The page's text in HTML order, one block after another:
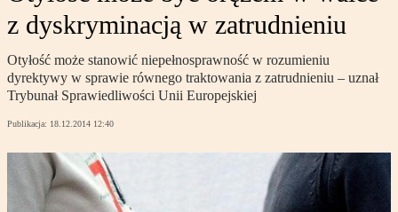
z dyskryminacją w zatrudnieniu
Otyłość może stanowić niepełnosprawność w rozumieniu
dyrektywy w sprawie równego traktowania z zatrudnieniu – uznał
Trybunał Sprawiedliwości Unii Europejskiej
Publikacja: 18.12.2014 12:40